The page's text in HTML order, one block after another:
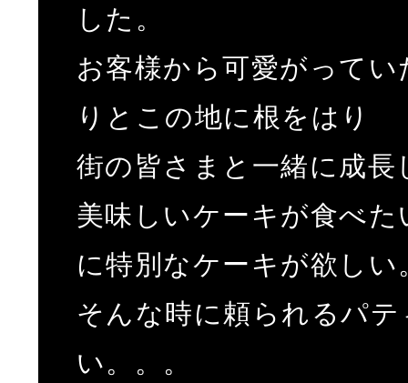
した。
お客様から可愛がって
りとこの地に根をはり
街の皆さまと一緒に成
美味しいケーキが食べた
に特別なケーキが欲しい
そんな時に頼られるパ
い。。。